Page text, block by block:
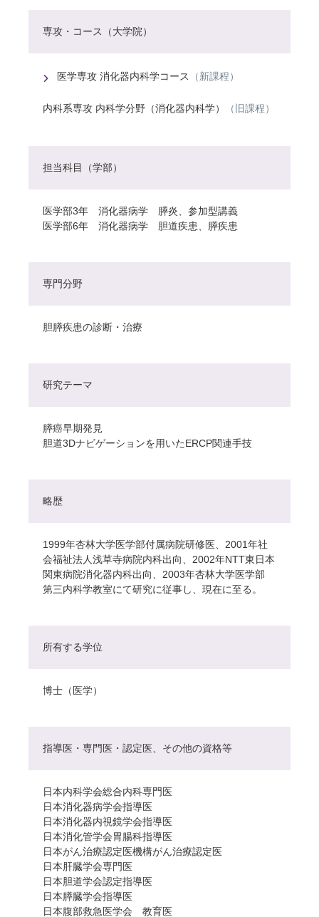
専攻・コース（大学院）
医学専攻 消化器内科学コース （新課程）
内科系専攻 内科学分野（消化器内科学） （旧課程）
担当科目（学部）
医学部3年 消化器病学 膵炎、参加型講義
医学部6年 消化器病学 胆道疾患、膵疾患
専門分野
胆膵疾患の診断・治療
研究テーマ
膵癌早期発見
胆道3Dナビゲーションを用いたERCP関連手技
略歴
1999年杏林大学医学部付属病院研修医、2001年社
会福祉法人浅草寺病院内科出向、2002年NTT東日本
関東病院消化器内科出向、2003年杏林大学医学部
第三内科学教室にて研究に従事し、現在に至る。
所有する学位
博士（医学）
指導医・専門医・認定医、その他の資格等
日本内科学会総合内科専門医
日本消化器病学会指導医
日本消化器内視鏡学会指導医
日本消化管学会胃腸科指導医
日本がん治療認定医機構がん治療認定医
日本肝臓学会専門医
日本胆道学会認定指導医
日本膵臓学会指導医
日本腹部救急医学会 教育医